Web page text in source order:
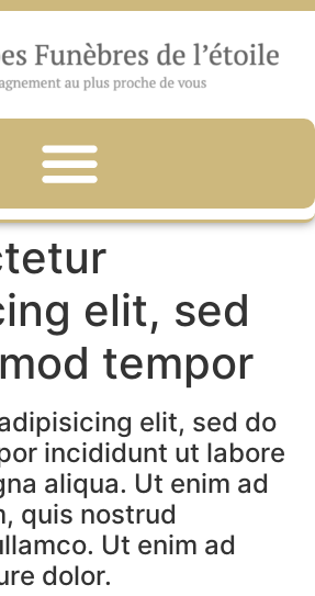
elit, sed
tempor
elit, sed do
incididunt ut labore
aliqua. Ut enim ad
quis nostrud
Ut enim ad
dolor.